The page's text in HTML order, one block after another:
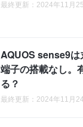
最終更新：2024年11月
AQUOS sense9は
端子の搭載なし。
る？
最終更新：2024年11月